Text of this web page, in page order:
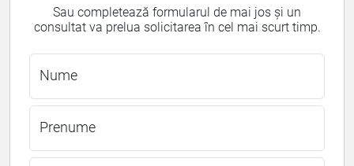
Sau completează formularul de mai jos și un
consultat va prelua solicitarea în cel mai scurt timp.
Nume
Prenume